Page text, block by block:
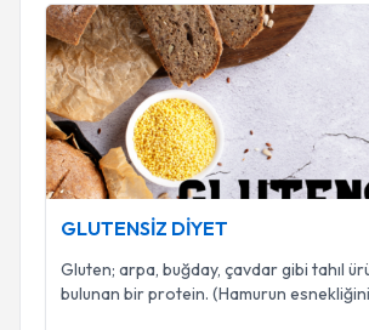
GLUTENSİZ DİYET
GLUTENSİZ DİYET
Gluten; arpa, buğday, çavdar gibi tahıl
bulunan bir protein. (Hamurun